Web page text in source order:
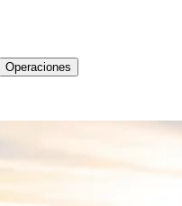
Operaciones